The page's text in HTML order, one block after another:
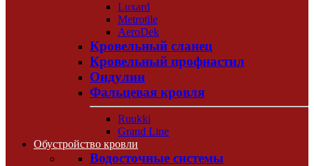
Luxard
Metrotile
AeroDek
Кровельный сланец
Кровельный профнастил
Ондулин
Фальцевая кровля
Ruukki
Grand Line
Обустройство кровли
Водосточные системы